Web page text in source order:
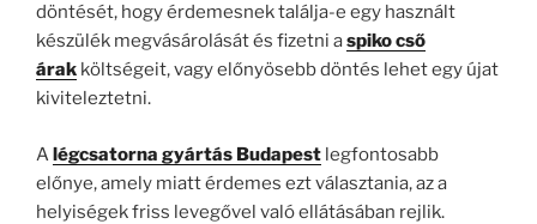
döntését, hogy érdemesnek találja-e egy használt
készülék megvásárolását és fizetni aspiko cső
árak költségeit, vagy előnyösebb döntés lehet egy újat
kiviteleztetni.
Alégcsatorna gyártás Budapest legfontosabb
előnye, amely miatt érdemes ezt választania, az a
helyiségek friss levegővel való ellátásában rejlik.